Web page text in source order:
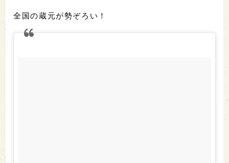
全国の蔵元が勢ぞろい！